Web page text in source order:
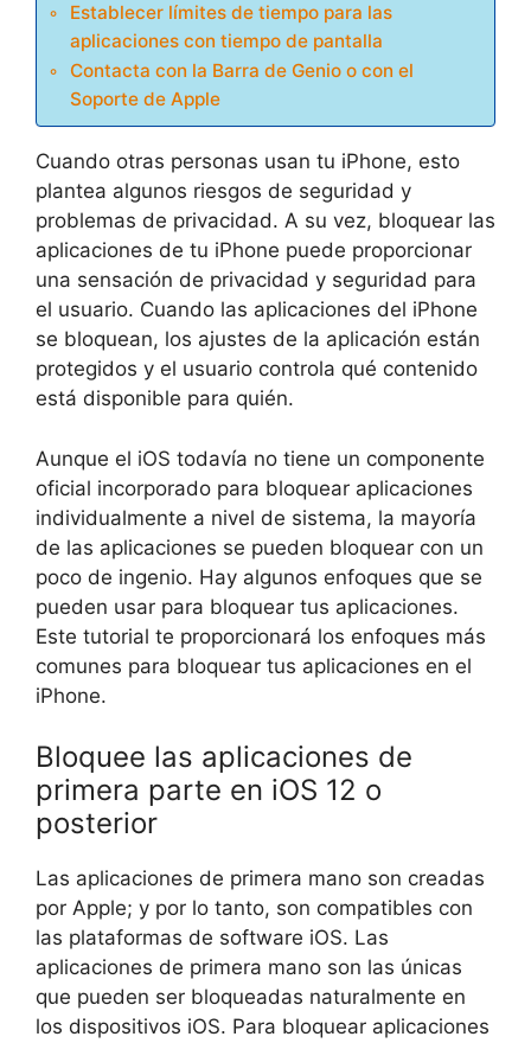
Establecer límites de tiempo para las
aplicaciones con tiempo de pantalla
Contacta con la Barra de Genio o con el
Soporte de Apple
Cuando otras personas usan tu iPhone, esto
plantea algunos riesgos de seguridad y
problemas de privacidad. A su vez, bloquear las
aplicaciones de tu iPhone puede proporcionar
una sensación de privacidad y seguridad para
el usuario. Cuando las aplicaciones del iPhone
se bloquean, los ajustes de la aplicación están
protegidos y el usuario controla qué contenido
está disponible para quién.
Aunque el iOS todavía no tiene un componente
oficial incorporado para bloquear aplicaciones
individualmente a nivel de sistema, la mayoría
de las aplicaciones se pueden bloquear con un
poco de ingenio. Hay algunos enfoques que se
pueden usar para bloquear tus aplicaciones.
Este tutorial te proporcionará los enfoques más
comunes para bloquear tus aplicaciones en el
iPhone.
Bloquee las aplicaciones de
primera parte en iOS 12 o
posterior
Las aplicaciones de primera mano son creadas
por Apple; y por lo tanto, son compatibles con
las plataformas de software iOS. Las
aplicaciones de primera mano son las únicas
que pueden ser bloqueadas naturalmente en
los dispositivos iOS. Para bloquear aplicaciones